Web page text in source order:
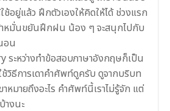
ช้อยู่แล้ว ฝึกตัวเองให้คิดให้ได้ ช่วงแรก
าหมั่นขยันฝึกฝน น้อง ๆ จะสนุกไปกับ
อน
ระหว่างทำข้อสอบภาษาอังกฤษก็เป็น
วิธีการเดาคำศัพท์ดูครับ ดูจากบริบท
าหมายถึงอะไร คำศัพท์นี้เราไม่รู้จัก แต่
างนะ